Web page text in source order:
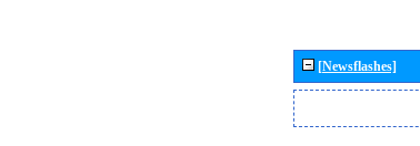
[Newsflashes]